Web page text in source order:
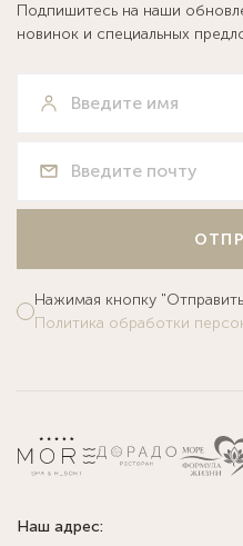
Подпишитесь на наши
новинок и специальных
Нажимая кнопку
Политика обработки
Наш адрес: